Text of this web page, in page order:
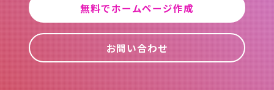
無料でホームページ作成
お問い合わせ